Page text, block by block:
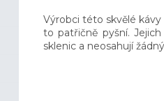
Výrobci této skvělé
to patřičně pyšní.
sklenic a neosahují